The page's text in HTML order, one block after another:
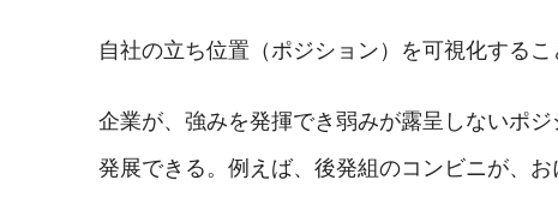
自社の立ち位置（ポジション）を可視化するこ
企業が、強みを発揮でき弱みが露呈しないポ
発展できる。例えば、後発組のコンビニが、